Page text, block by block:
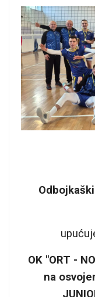
OK "ORT -
na